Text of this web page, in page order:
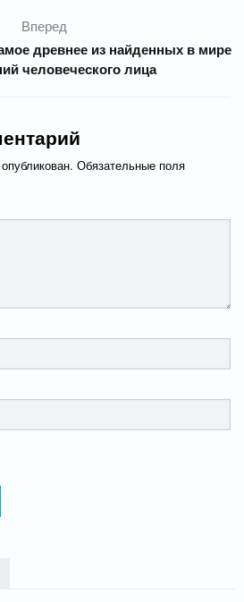
Вперед
древнее из найденных в мире
человеческого лица
Обязательные поля